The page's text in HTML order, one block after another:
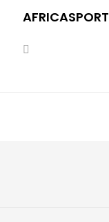
AFRICASPORT